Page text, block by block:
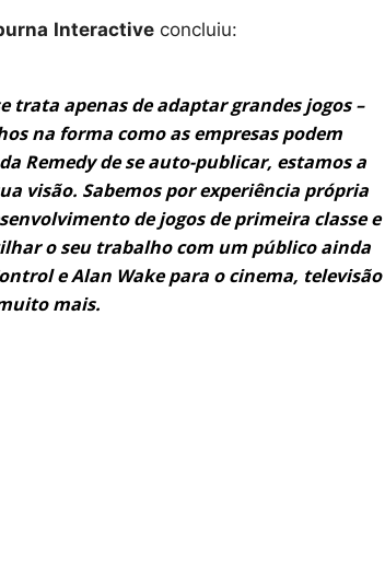
Interactive concluiu:
trata apenas de adaptar grandes jogos –
na forma como as empresas podem
Remedy de se auto-publicar, estamos a
visão. Sabemos por experiência própria
de jogos de primeira classe e
o seu trabalho com um público ainda
e Alan Wake para o cinema, televisão
mais.